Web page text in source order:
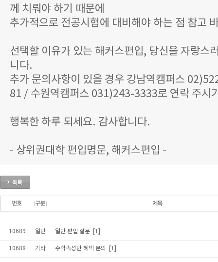
께 치뤄야 하기 때문에
추가적으로 전공시험에 대비해야 하는 점 참고
선택할 이유가 있는 해커스편입, 당신을 자랑스
니다.
추가 문의사항이 있을 경우 강남역캠퍼스
81 / 수원역캠퍼스 031)243-3333로 연락 주시
행복한 하루 되세요. 감사합니다.
- 상위권대학 편입명문, 해커스편입 -
10689 일반 일반 편입 질문 [1]
10688 기타 수학속성반 혜택 문의 [1]